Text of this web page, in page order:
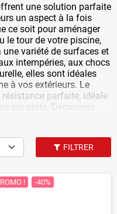
une solution parfaite
un aspect à la fois
ce soit pour aménager
le tour de votre piscine,
une variété de surfaces et
intempéries, aux chocs
elles sont idéales
à vos extérieurs. Le
parfaite, idéale
sur plots. Découvrez
aux meilleurs prix,
FILTRER
! -40%